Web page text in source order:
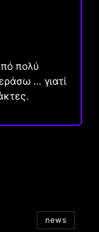
πολύ
… γιατί
news